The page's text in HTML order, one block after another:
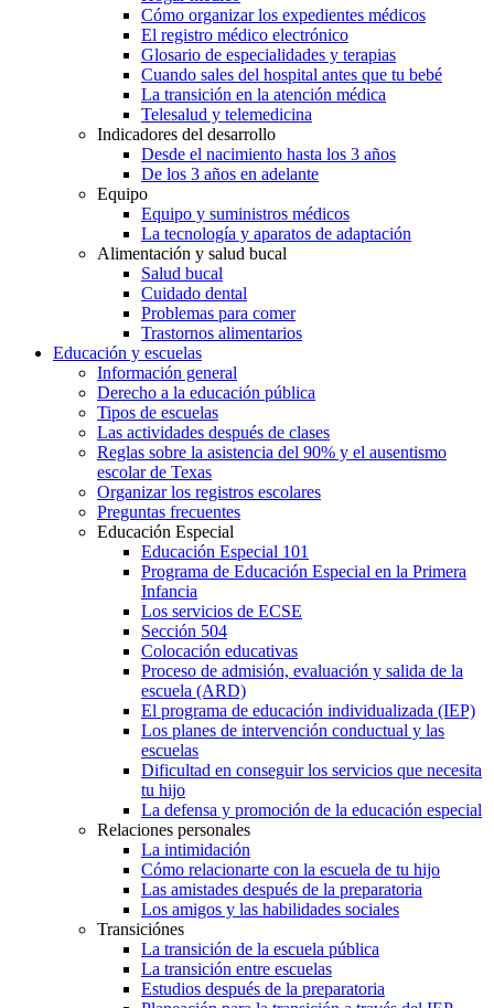
Cómo organizar los expedientes médicos
El registro médico electrónico
Glosario de especialidades y terapias
Cuando sales del hospital antes que tu bebé
La transición en la atención médica
Telesalud y telemedicina
Indicadores del desarrollo
Desde el nacimiento hasta los 3 años
De los 3 años en adelante
Equipo
Equipo y suministros médicos
La tecnología y aparatos de adaptación
Alimentación y salud bucal
Salud bucal
Cuidado dental
Problemas para comer
Trastornos alimentarios
Educación y escuelas
Información general
Derecho a la educación pública
Tipos de escuelas
Las actividades después de clases
Reglas sobre la asistencia del 90% y el ausentismo
escolar de Texas
Organizar los registros escolares
Preguntas frecuentes
Educación Especial
Educación Especial 101
Programa de Educación Especial en la Primera
Infancia
Los servicios de ECSE
Sección 504
Colocación educativas
Proceso de admisión, evaluación y salida de la
escuela (ARD)
El programa de educación individualizada (IEP)
Los planes de intervención conductual y las
escuelas
Dificultad en conseguir los servicios que necesita
tu hijo
La defensa y promoción de la educación especial
Relaciones personales
La intimidación
Cómo relacionarte con la escuela de tu hijo
Las amistades después de la preparatoria
Los amigos y las habilidades sociales
Transiciónes
La transición de la escuela pública
La transición entre escuelas
Estudios después de la preparatoria